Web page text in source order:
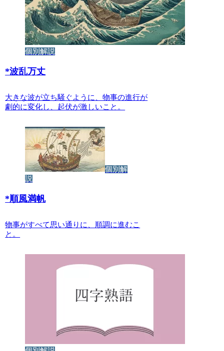
個別解説
*波乱万丈
大きな波が立ち騒ぐように、物事の進行が
劇的に変化し、起伏が激しいこと。
個別解
説
*順風満帆
物事がすべて思い通りに、順調に進むこ
と。